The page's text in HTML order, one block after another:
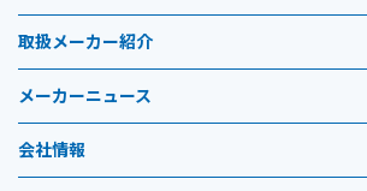
取扱メーカー紹介
メーカーニュース
会社情報